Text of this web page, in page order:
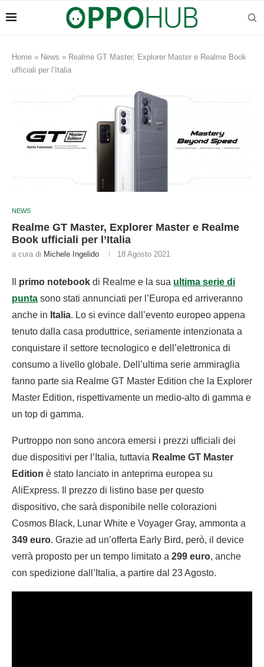
Home » News » Realme GT Master, Explorer Master e Realme Book
ufficiali per l’Italia
NEWS
Realme GT Master, Explorer Master e Realme
Book ufficiali per l’Italia
a cura di Michele Ingelido 18 Agosto 2021
primo notebook di Realme e la sua ultima serie di
punta sono stati annunciati per l’Europa ed arriveranno
anche in Italia. Lo si evince dall’evento europeo appena
tenuto dalla casa produttrice, seriamente intenzionata a
conquistare il settore tecnologico e dell’elettronica di
consumo a livello globale. Dell’ultima serie ammiraglia
fanno parte sia Realme GT Master Edition che la Explorer
Master Edition, rispettivamente un medio-alto di gamma e
un top di gamma.
Purtroppo non sono ancora emersi i prezzi ufficiali dei
due dispositivi per l’Italia, tuttavia Realme GT Master
Edition è stato lanciato in anteprima europea su
AliExpress. Il prezzo di listino base per questo
dispositivo, che sarà disponibile nelle colorazioni
Cosmos Black, Lunar White e Voyager Gray, ammonta a
349 euro. Grazie ad un’offerta Early Bird, però, il device
verrà proposto per un tempo limitato a 299 euro, anche
con spedizione dall’Italia, a partire dal 23 Agosto.